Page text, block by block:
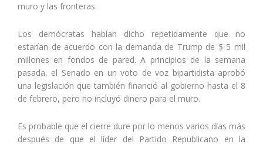
muro y las fronteras.
Los demócratas habían dicho repetidamente que no
estarían de acuerdo con la demanda de Trump de $ 5 mil
millones en fondos de pared. A principios de la semana
pasada, el Senado en un voto de voz bipartidista aprobó
una legislación que también financió al gobierno hasta el 8
de febrero, pero no incluyó dinero para el muro.
Es probable que el cierre dure por lo menos varios días más
después de que el líder del Partido Republicano en la